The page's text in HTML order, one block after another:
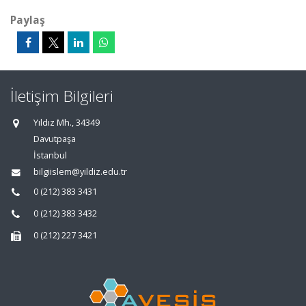
Paylaş
İletişim Bilgileri
Yıldız Mh., 34349
Davutpaşa
İstanbul
bilgiislem@yildiz.edu.tr
0 (212) 383 3431
0 (212) 383 3432
0 (212) 227 3421